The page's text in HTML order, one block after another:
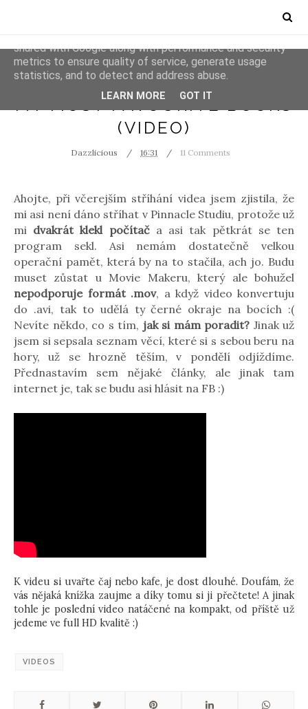
VIDEOS
MY MOST FAVOURITE BOOKS
(VIDEO)
Dazzlicious 16:31 11 Comments
Ahojte, při včerejším stříhání videa jsem zjistila, že
mi asi není dáno stříhat v Pinnacle Studiu, protože už
mi dvakrát klekl počítača asi tak pětkrát se ten
program sekl. Asi nemám dostatečně velkou
operační pamět, která by na to stačila, ach jo. Budu
muset zůstat u Movie Makeru, který ale bohužel
nepodporuje formát .mov, a když video konvertuju
do .avi, tak to udělá ty černé okraje na bocích :(
Nevíte někdo, co s tím, jak si mám poradit? Jinak už
jsem si sepsala seznam věcí, které si s sebou beru na
hory, už se hrozně těším, v pondělí odjíždíme.
Přednastavím sem nějaké články, ale jinak tam
internet je, tak se budu asi hlásit na FB :)
K videu si uvařte čaj nebo kafe, je dost dlouhé. Doufám, že
vás nějaká knížka zaujme a díky tomu si ji přečtete! A jinak
tohle je poslední video natáčené na kompakt, od příště už
jedeme ve full HD kvalitě :)
VIDEOS
This site uses cookies from Google to deliver its services
shared with Google along with performance and security
metrics to ensure quality of service, generate usage
statistics, and to detect and address abuse.
LEARN MORE GOT IT